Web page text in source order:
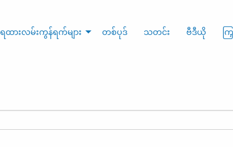
ရထားလမ်းကွန်ရက်များ တစ်ပုဒ် သတင်း ဗီဒီယို က